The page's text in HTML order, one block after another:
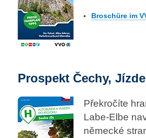
Broschüre im
Prospekt Čechy,
Překročíte
Labe-Elbe
německé